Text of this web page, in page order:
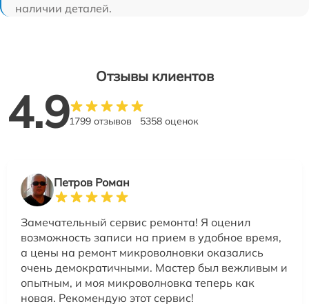
наличии деталей.
Отзывы клиентов
4.91799 отзывов 5358 оценок
Петров Роман
Замечательный сервис ремонта! Я оценил
возможность записи на прием в удобное время,
а цены на ремонт микроволновки оказались
очень демократичными. Мастер был вежливым и
опытным, и моя микроволновка теперь как
новая. Рекомендую этот сервис!